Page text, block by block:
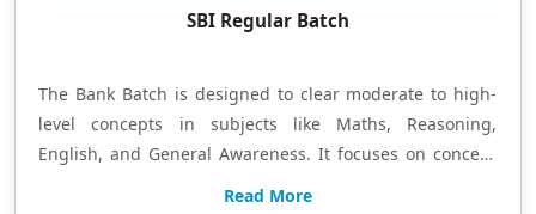
SBI Regular Batch
The Bank Batch is designed to clear moderate to high-
level concepts in subjects like Maths, Reasoning,
English, and General Awareness. It focuses on concept
clarity through comprehensive classroom teaching,
Read More